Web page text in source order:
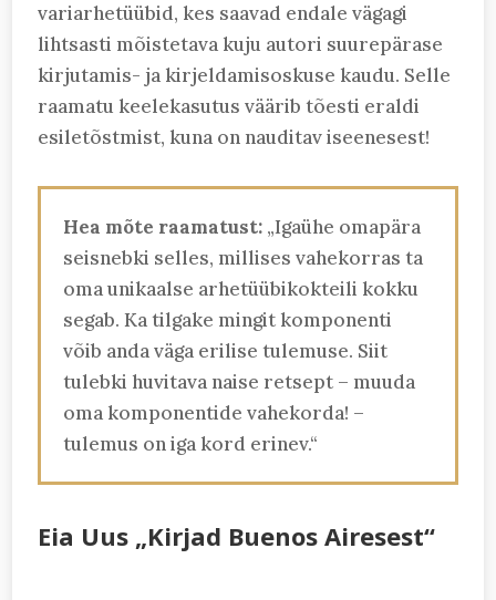
variarhetüübid, kes saavad endale vägagi
lihtsasti mõistetava kuju autori suurepärase
kirjutamis- ja kirjeldamisoskuse kaudu. Selle
raamatu keelekasutus väärib tõesti eraldi
esiletõstmist, kuna on nauditav iseenesest!
Hea mõte raamatust:„Igaühe omapära
seisnebki selles, millises vahekorras ta
oma unikaalse arhetüübikokteili kokku
segab. Ka tilgake mingit komponenti
võib anda väga erilise tulemuse. Siit
tulebki huvitava naise retsept – muuda
oma komponentide vahekorda! –
tulemus on iga kord erinev.“
Eia Uus „Kirjad Buenos Airesest“